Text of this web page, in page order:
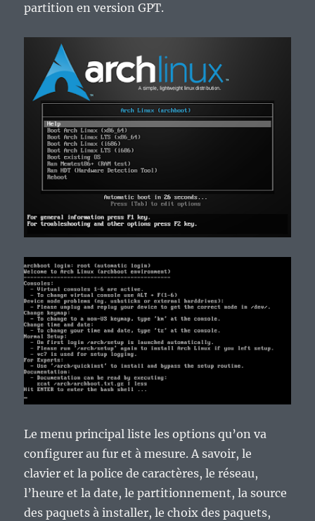
partition en version GPT.
Le menu principal liste les options qu’on va
configurer au fur et à mesure. A savoir, le
clavier et la police de caractères, le réseau,
l’heure et la date, le partitionnement, la source
des paquets à installer, le choix des paquets,